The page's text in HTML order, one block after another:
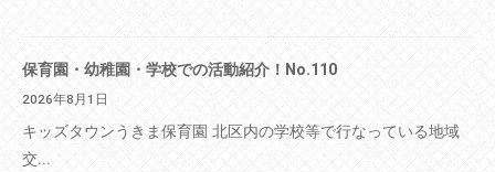
保育園・幼稚園・学校での活動紹介！No.110
2026年8月1日
キッズタウンうきま保育園 北区内の学校等で行なっている地域
交...